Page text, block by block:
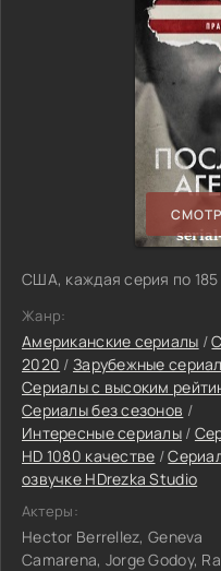
США, каждая серия по
Жанр:
Американские сериалы /
2020 / Зарубежные
Сериалы с высоким
Сериалы без сезонов /
Интересные сериалы /
HD 1080 качестве /
озвучке HDrezka Studio
Актеры:
Hector Berrellez, Geneva
Camarena, Jorge Godoy,